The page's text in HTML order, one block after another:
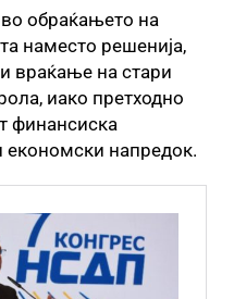
обраќањето на
наместо решенија,
враќање на стари
иако претходно
финансиска
економски напредок.